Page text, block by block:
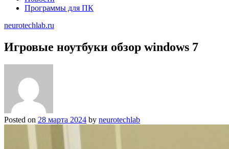
Программы для ПК
neurotechlab.ru
Игровые ноутбуки обзор windows 7
Posted on 28 марта 2024 by neurotechlab